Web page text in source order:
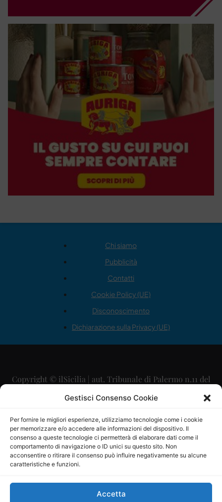
Gestisci Consenso Cookie
Per fornire le migliori esperienze, utilizziamo tecnologie come i cookie
per memorizzare e/o accedere alle informazioni del dispositivo. Il
consenso a queste tecnologie ci permetterà di elaborare dati come il
comportamento di navigazione o ID unici su questo sito. Non
acconsentire o ritirare il consenso può influire negativamente su alcune
caratteristiche e funzioni.
Accetta
Chi siamo
Pubblicità
Contatti
Cookie Policy (UE)
Disconoscimento
Dichiarazione sulla Privacy (UE)
Copyright © ilSicilia | aut. Tribunale di Palermo n.11 del
29/09/2015
Direttore Editoriale: Maurizio Scaglione
Direttore Responsabile: Maria Calabrese
P.IVA: 06334930820